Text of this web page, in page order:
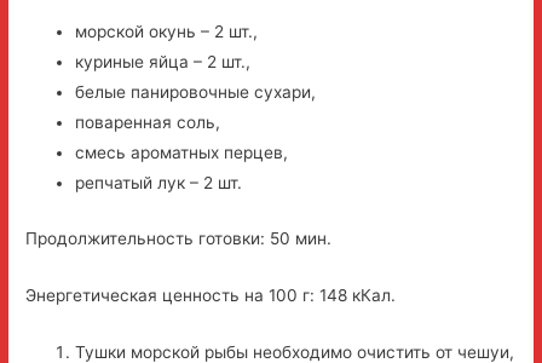
морской окунь – 2 шт.,
куриные яйца – 2 шт.,
белые панировочные сухари,
поваренная соль,
смесь ароматных перцев,
репчатый лук – 2 шт.
Продолжительность готовки: 50 мин.
Энергетическая ценность на 100 г: 148 кКал.
Тушки морской рыбы необходимо очистить от чешуи,